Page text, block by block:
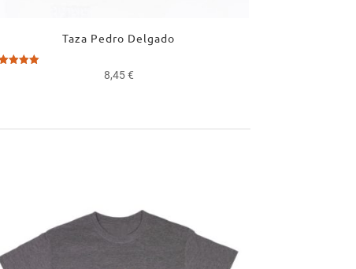
Taza Pedro Delgado
8,45€